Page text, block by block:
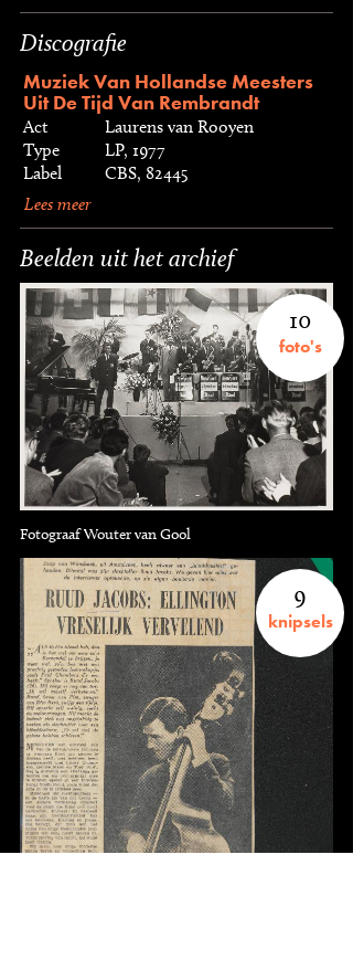
Discografie
Muziek Van Hollandse Meesters
Uit De Tijd Van Rembrandt
Act
Laurens van Rooyen
Type
LP, 1977
Label
CBS, 82445
Lees meer
Beelden uit het archief
10
foto's
Fotograaf Wouter van Gool
9
knipsels